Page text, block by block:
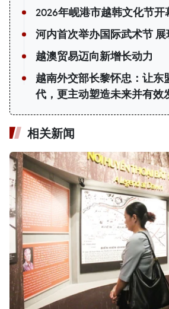
2026年岘港市越韩文化节开
河内首次举办国际武术节
越澳贸易迈向新增长动力
越南外交部长黎怀忠：让东
代，更主动塑造未来并有效
相关新闻